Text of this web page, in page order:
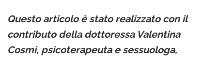
Questo articolo è stato realizzato con il
contributo della dottoressa Valentina
Cosmi, psicoterapeuta e sessuologa,